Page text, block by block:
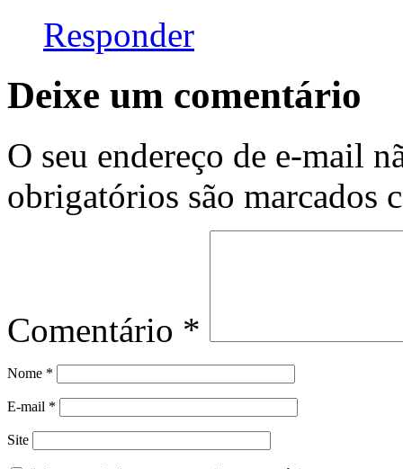
Responder
Deixe um comentário
O seu endereço de e-mail
obrigatórios são marcados
Comentário *
Nome *
E-mail *
Site